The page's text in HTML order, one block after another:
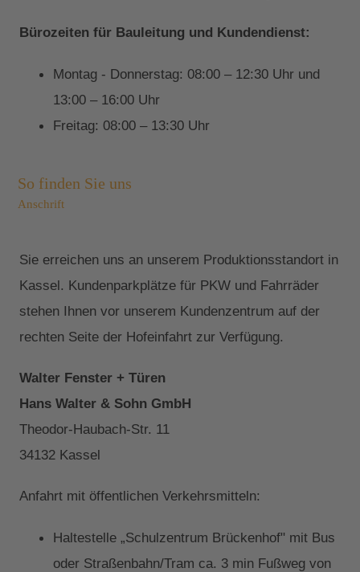
Bürozeiten für Bauleitung und Kundendienst:
Montag - Donnerstag: 08:00 – 12:30 Uhr und
13:00 – 16:00 Uhr
Freitag: 08:00 – 13:30 Uhr
So finden Sie uns
Anschrift
Sie erreichen uns an unserem Produktionsstandort in
Kassel. Kundenparkplätze für PKW und Fahrräder
stehen Ihnen vor unserem Kundenzentrum auf der
rechten Seite der Hofeinfahrt zur Verfügung.
Walter Fenster + Türen
Hans Walter & Sohn GmbH
Theodor-Haubach-Str. 11
34132 Kassel
Anfahrt mit öffentlichen Verkehrsmitteln:
Haltestelle „Schulzentrum Brückenhof" mit Bus
oder Straßenbahn/Tram ca. 3 min Fußweg von